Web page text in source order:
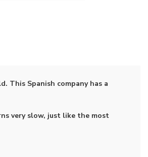
This Spanish company has a
very slow, just like the most